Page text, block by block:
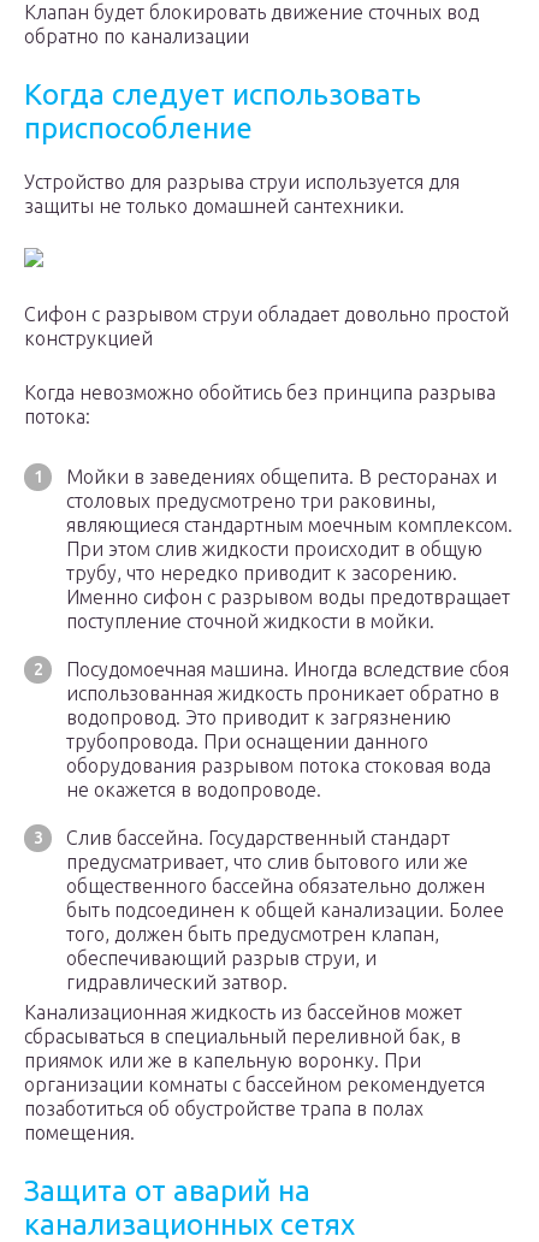
Клапан будет блокировать движение сточных вод
обратно по канализации
Когда следует использовать
приспособление
Устройство для разрыва струи используется для
защиты не только домашней сантехники.
Сифон с разрывом струи обладает довольно простой
конструкцией
Когда невозможно обойтись без принципа разрыва
потока:
Мойки в заведениях общепита. В ресторанах и
столовых предусмотрено три раковины,
являющиеся стандартным моечным комплексом.
При этом слив жидкости происходит в общую
трубу, что нередко приводит к засорению.
Именно сифон с разрывом воды предотвращает
поступление сточной жидкости в мойки.
Посудомоечная машина. Иногда вследствие сбоя
использованная жидкость проникает обратно в
водопровод. Это приводит к загрязнению
трубопровода. При оснащении данного
оборудования разрывом потока стоковая вода
не окажется в водопроводе.
Слив бассейна. Государственный стандарт
предусматривает, что слив бытового или же
общественного бассейна обязательно должен
быть подсоединен к общей канализации. Более
того, должен быть предусмотрен клапан,
обеспечивающий разрыв струи, и
гидравлический затвор.
Канализационная жидкость из бассейнов может
сбрасываться в специальный переливной бак, в
приямок или же в капельную воронку. При
организации комнаты с бассейном рекомендуется
позаботиться об обустройстве трапа в полах
помещения.
Защита от аварий на
канализационных сетях